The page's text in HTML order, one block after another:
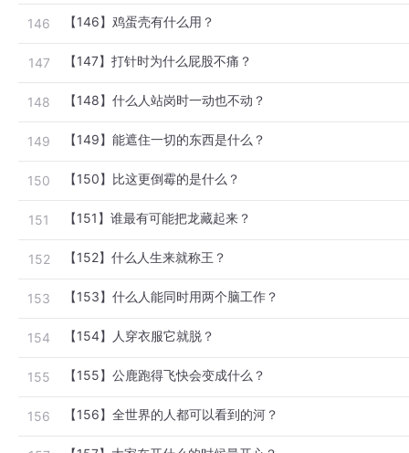
146 【146】鸡蛋壳有什么用？
147 【147】打针时为什么屁股不痛？
148 【148】什么人站岗时一动也不动？
149 【149】能遮住一切的东西是什么？
150 【150】比这更倒霉的是什么？
151 【151】谁最有可能把龙藏起来？
152 【152】什么人生来就称王？
153 【153】什么人能同时用两个脑工作？
154 【154】人穿衣服它就脱？
155 【155】公鹿跑得飞快会变成什么？
156 【156】全世界的人都可以看到的河？